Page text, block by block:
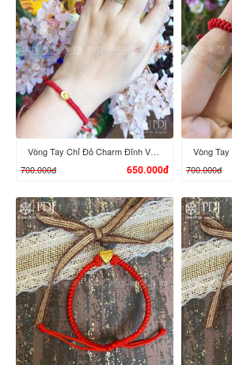
XEM CHI TIẾT
XEM CHI TIẾT
Vòng Tay Chỉ Đỏ Charm Đĩnh Vàng 24K M01
700.000đ
650.000đ
700.000đ